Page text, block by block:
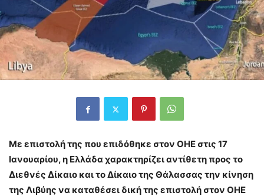
Με επιστολή της που επιδόθηκε στον ΟΗΕ στις 17
Ιανουαρίου, η Ελλάδα χαρακτηρίζει αντίθετη προς το
Διεθνές Δίκαιο και το Δίκαιο της Θάλασσας την κίνηση
της Λιβύης να καταθέσει δική της επιστολή στον ΟΗΕ